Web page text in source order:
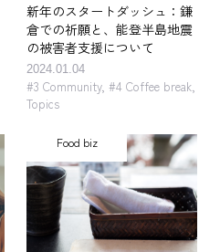
新年のスタートダッシュ：鎌
倉での祈願と、能登半島地震
の被害者支援について
2024.01.04
#3 Community,#4 Coffee break
Topics
Food biz